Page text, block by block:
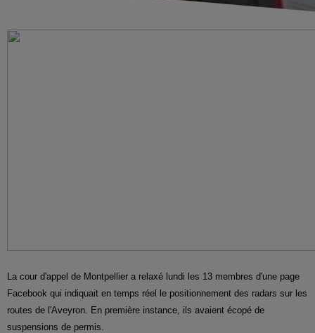
La cour d'appel de Montpellier a relaxé lundi les 13 membres d'une page
Facebook qui indiquait en temps réel le positionnement des radars sur les
routes de l'Aveyron. En première instance, ils avaient écopé de
suspensions de permis.